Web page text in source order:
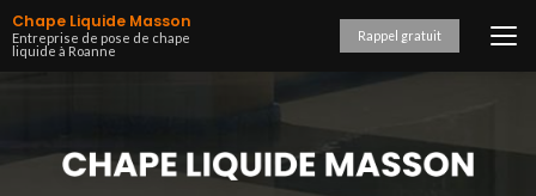
Aller
au
contenu
Chape Liquide Masson
Entreprise de pose de chape
liquide à Roanne
Rappel gratuit